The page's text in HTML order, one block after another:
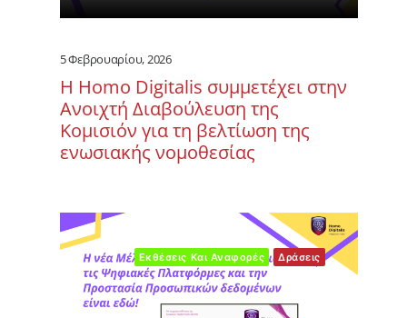
5 Φεβρουαρίου, 2026
Η Homo Digitalis συμμετέχει στην
Ανοιχτή Διαβούλευση της
Κομισιόν για τη βελτίωση της
ενωσιακής νομοθεσίας
Εκθέσεις Και Αναφορές Δράσεις